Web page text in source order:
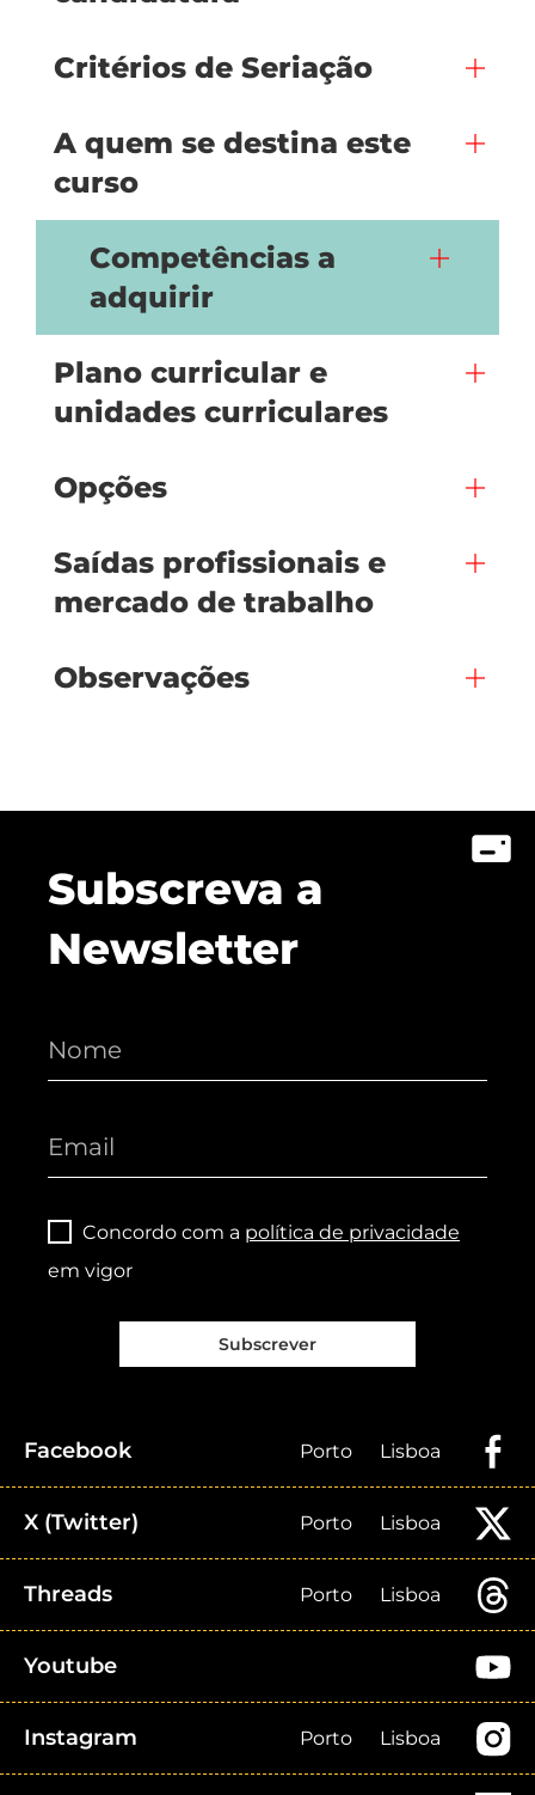
Critérios de Seriação
A quem se destina este
curso
Competências a
adquirir
Plano curricular e
unidades curriculares
Opções
Saídas profissionais e
mercado de trabalho
Observações
Subscreva a
Newsletter
Concordo com a política de privacidade
em vigor
Subscrever
Facebook Porto Lisboa
X (Twitter) Porto Lisboa
Threads Porto Lisboa
Youtube
Instagram Porto Lisboa